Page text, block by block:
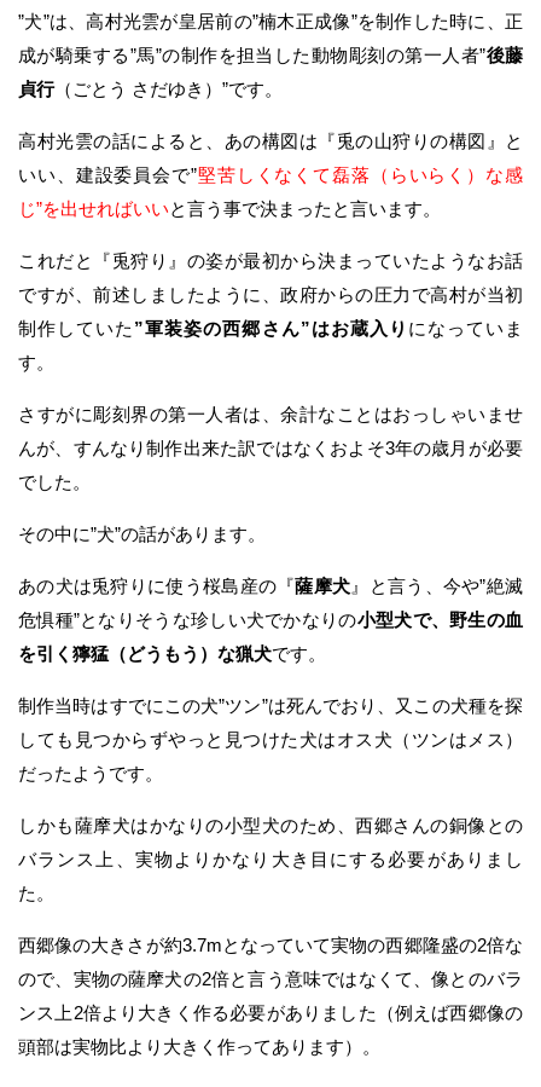
”犬”は、高村光雲が皇居前の”楠木正成像”を制作した時に、正
成が騎乗する”馬”の制作を担当した動物彫刻の第一人者”後藤
貞行（ごとう さだゆき）”です。
高村光雲の話によると、あの構図は『兎の山狩りの構図』と
いい、建設委員会で”堅苦しくなくて磊落（らいらく）な感
じ”を出せればいいと言う事で決まったと言います。
これだと『兎狩り』の姿が最初から決まっていたようなお話
ですが、前述しましたように、政府からの圧力で高村が当初
制作していた ”軍装姿の西郷さん”はお蔵入り になっていま
す。
さすがに彫刻界の第一人者は、余計なことはおっしゃいませ
んが、すんなり制作出来た訳ではなくおよそ3年の歳月が必要
でした。
その中に”犬”の話があります。
あの犬は兎狩りに使う桜島産の『薩摩犬』と言う、今や”絶滅
危惧種”となりそうな珍しい犬でかなりの小型犬で、野生の血
を引く獰猛（どうもう）な猟犬です。
制作当時はすでにこの犬”ツン”は死んでおり、又この犬種を探
しても見つからずやっと見つけた犬はオス犬（ツンはメス）
だったようです。
しかも薩摩犬はかなりの小型犬のため、西郷さんの銅像との
バランス上、実物よりかなり大き目にする必要がありまし
た。
西郷像の大きさが約3.7mとなっていて実物の西郷隆盛の2倍な
ので、実物の薩摩犬の2倍と言う意味ではなくて、像とのバラ
ンス上2倍より大きく作る必要がありました（例えば西郷像の
頭部は実物比より大きく作ってあります）。